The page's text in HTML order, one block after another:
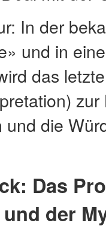
In der
und in
das
und die
Das
der